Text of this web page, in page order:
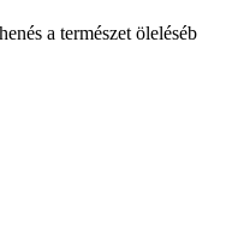
a természet öleléséb